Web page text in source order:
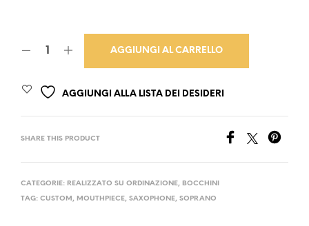
AGGIUNGI AL CARRELLO
AGGIUNGI ALLA LISTA DEI DESIDERI
SHARE THIS PRODUCT
CATEGORIE: REALIZZATO SU ORDINAZIONE, BOCCHINI
TAG: CUSTOM , MOUTHPIECE, SAXOPHONE, SOPRANO